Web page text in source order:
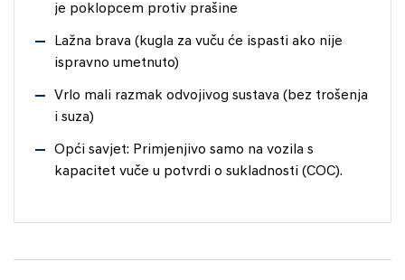
je poklopcem protiv prašine
Lažna brava (kugla za vuču će ispasti ako nije
ispravno umetnuto)
Vrlo mali razmak odvojivog sustava (bez trošenja
i suza)
Opći savjet: Primjenjivo samo na vozila s
kapacitet vuče u potvrdi o sukladnosti (COC).